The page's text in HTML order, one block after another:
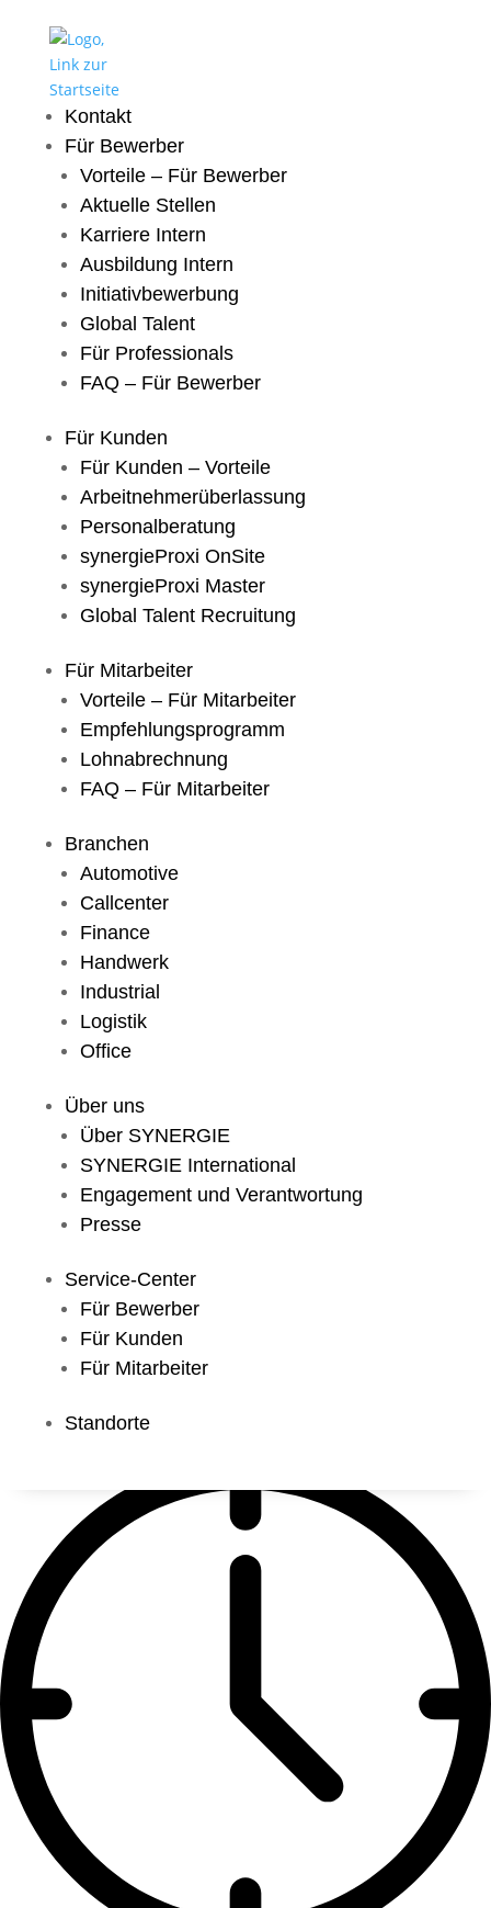
Kontakt
Für Bewerber
Vorteile – Für Bewerber
Aktuelle Stellen
Karriere Intern
Ausbildung Intern
Initiativbewerbung
Global Talent
Für Professionals
FAQ – Für Bewerber
Für Kunden
Für Kunden – Vorteile
Arbeitnehmerüberlassung
Personalberatung
synergieProxi OnSite
synergieProxi Master
Global Talent Recruitung
Für Mitarbeiter
Vorteile – Für Mitarbeiter
Empfehlungsprogramm
Lohnabrechnung
FAQ – Für Mitarbeiter
Branchen
Automotive
Callcenter
Finance
Handwerk
Industrial
Logistik
Office
Über uns
Über SYNERGIE
SYNERGIE International
Engage­ment und Verantwor­tung
Presse
Service-Center
Für Bewerber
Für Kunden
Für Mitarbeiter
Standorte
Küchenhelfer (m/w/d)